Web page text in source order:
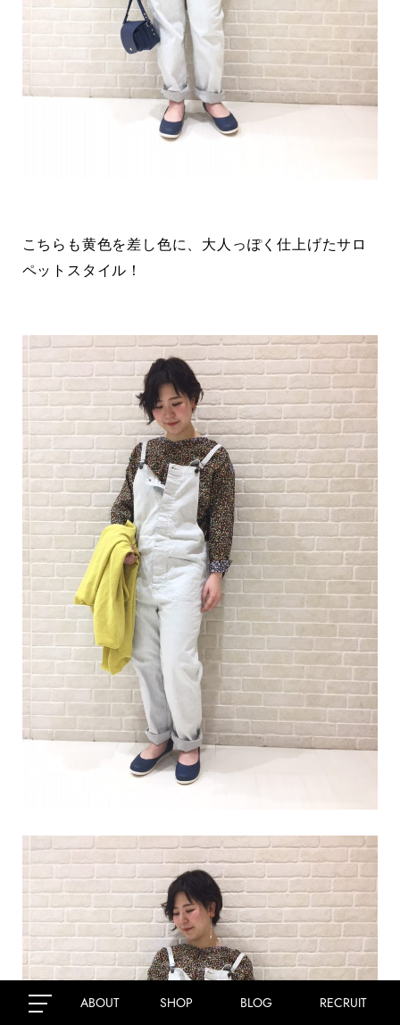
ABOUT SHOP BLOG RECRUIT
こちらも黄色を差し色に、大人っぽく仕上げたサロ
ペットスタイル！